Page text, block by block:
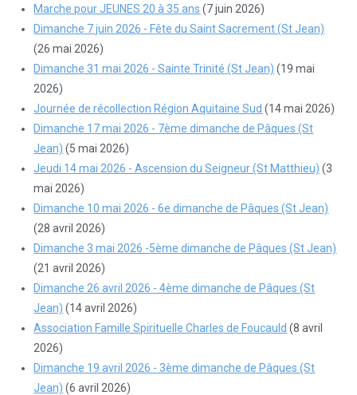
Marche pour JEUNES 20 à 35 ans (7 juin 2026)
Dimanche 7 juin 2026 - Fête du Saint Sacrement (St Jean)
(26 mai 2026)
Dimanche 31 mai 2026 - Sainte Trinité (St Jean) (19 mai
2026)
Journée de récollection Région Aquitaine Sud (14 mai 2026)
Dimanche 17 mai 2026 - 7ème dimanche de Pâques (St
Jean) (5 mai 2026)
Jeudi 14 mai 2026 - Ascension du Seigneur (St Matthieu) (3
mai 2026)
Dimanche 10 mai 2026 - 6e dimanche de Pâques (St Jean)
(28 avril 2026)
Dimanche 3 mai 2026 -5ème dimanche de Pâques (St Jean)
(21 avril 2026)
Dimanche 26 avril 2026 - 4ème dimanche de Pâques (St
Jean) (14 avril 2026)
Association Famille Spirituelle Charles de Foucauld (8 avril
2026)
Dimanche 19 avril 2026 - 3ème dimanche de Pâques (St
Jean) (6 avril 2026)